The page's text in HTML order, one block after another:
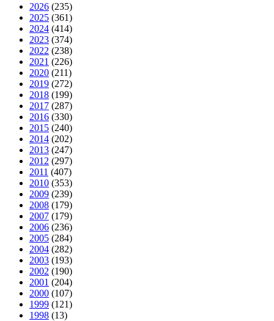
2026 (235)
2025 (361)
2024 (414)
2023 (374)
2022 (238)
2021 (226)
2020 (211)
2019 (272)
2018 (199)
2017 (287)
2016 (330)
2015 (240)
2014 (202)
2013 (247)
2012 (297)
2011 (407)
2010 (353)
2009 (239)
2008 (179)
2007 (179)
2006 (236)
2005 (284)
2004 (282)
2003 (193)
2002 (190)
2001 (204)
2000 (107)
1999 (121)
1998 (13)